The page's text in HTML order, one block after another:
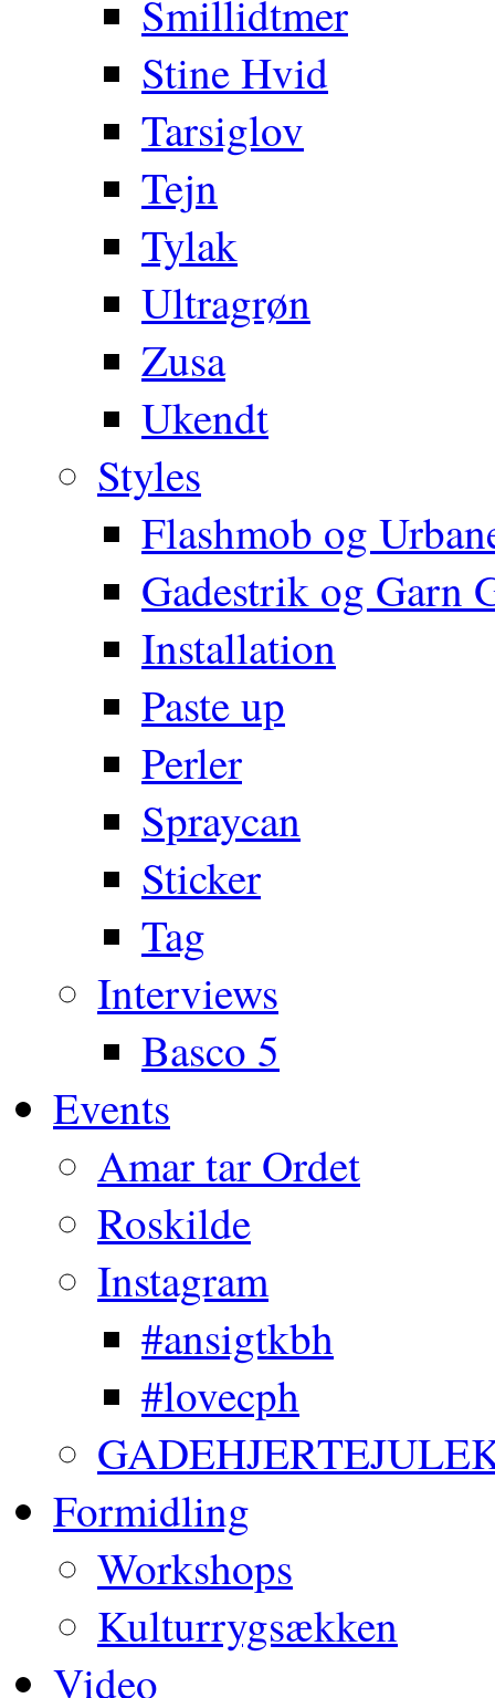
Smillidtmer
Stine Hvid
Tarsiglov
Tejn
Tylak
Ultragrøn
Zusa
Ukendt
Styles
Flashmob og
Gadestrik og Garn
Installation
Paste up
Perler
Spraycan
Sticker
Tag
Interviews
Basco 5
Events
Amar tar Ordet
Roskilde
Instagram
#ansigtkbh
#lovecph
Formidling
Workshops
Kulturrygsækken
Video